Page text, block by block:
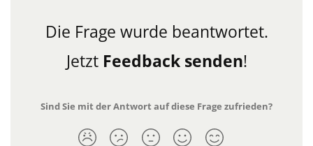
Die Frage wurde beantwortet.
Jetzt Feedback senden!
Sind Sie mit der Antwort auf diese Frage zufrieden?